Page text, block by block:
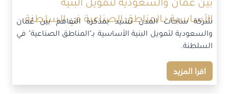
بين عُمان والسعودية لتمويل البنية
الأساسية بـالمناطق الصناعية في السلطنة.
شركة ساحات المدن تشيد بمذكرة التفاهم بين عُمان
والسعودية لتمويل البنية الأساسية بـ"المناطق الصناعية" في
السلطنة.
اقرا المزيد